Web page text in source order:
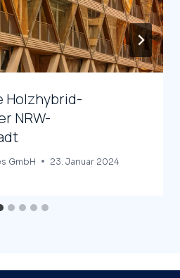
Holzhybrid-
NRW-
GmbH 23. Januar 2024